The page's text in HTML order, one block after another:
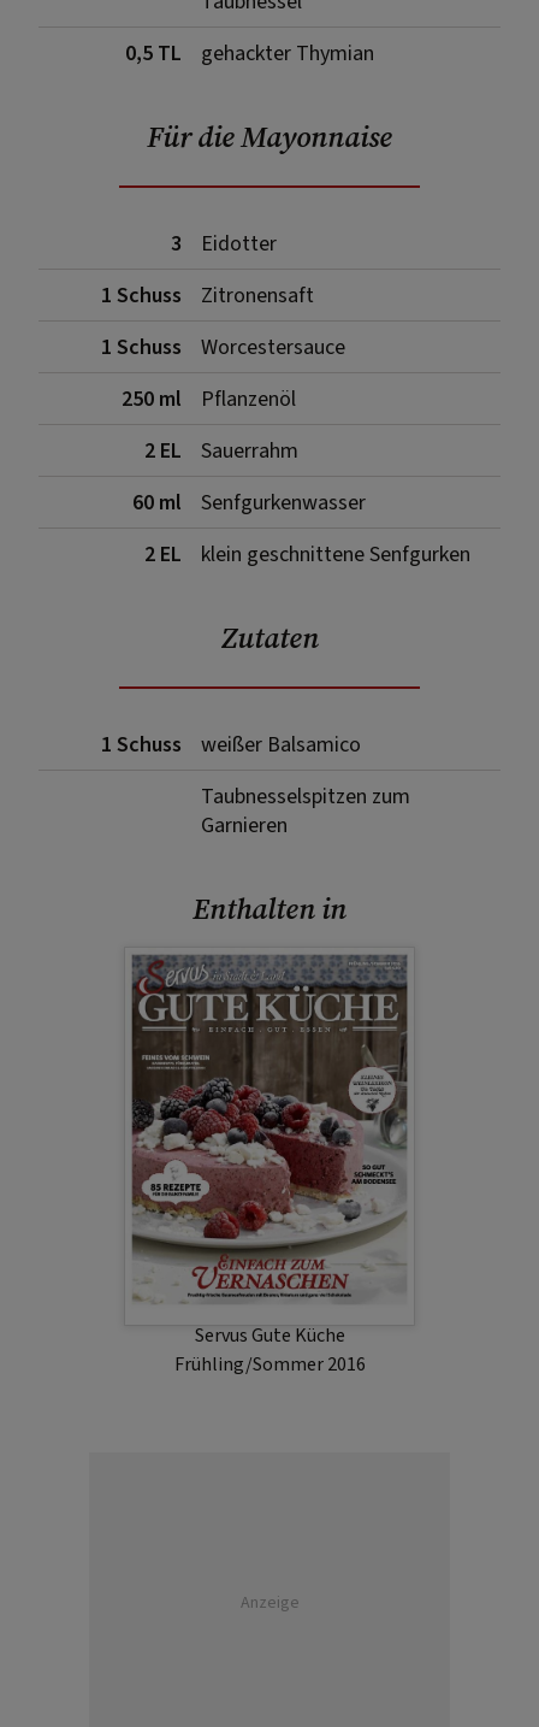
0,5 TL
gehackter Thymian
Für die Mayonnaise
3
Eidotter
1 Schuss
Zitronensaft
1 Schuss
Worcestersauce
250 ml
Pflanzenöl
2 EL
Sauerrahm
60 ml
Senfgurkenwasser
2 EL
klein geschnittene Senfgurken
Zutaten
1 Schuss
weißer Balsamico
Taubnesselspitzen zum
Garnieren
Enthalten in
Servus Gute Küche
Frühling/Sommer 2016
Anzeige